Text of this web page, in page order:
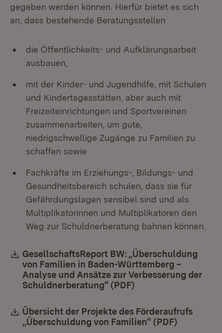
gegeben werden können. Hierfür bietet es sich
an, dass bestehende Beratungsstellen
die Öffentlichkeits- und Aufklärungsarbeit
ausbauen,
mit der Kinder- und Jugendhilfe, mit Schulen
und Kindertagesstätten, aber auch mit
Freizeiteinrichtungen und Sportvereinen
zusammenarbeiten, um gute,
niedrigschwellige Zugänge zu Familien zu
schaffen sowie
Fachkräfte im Erziehungs-, Bildungs- und
Gesundheitsbereich schulen, dass sie für
Gefährdungslagen sensibel sind und als
Multiplikatorinnen und Multiplikatoren den
Weg zur Schuldnerberatung bahnen können.
Download:
GesellschaftsReport BW: „Überschuldung
von Familien in Baden-Württemberg –
Analyse und Ansätze zur Verbesserung der
Schuldnerberatung“ (PDF)
Download:
Übersicht der Projekte des Förderaufrufs
„Überschuldung von Familien“ (PDF)